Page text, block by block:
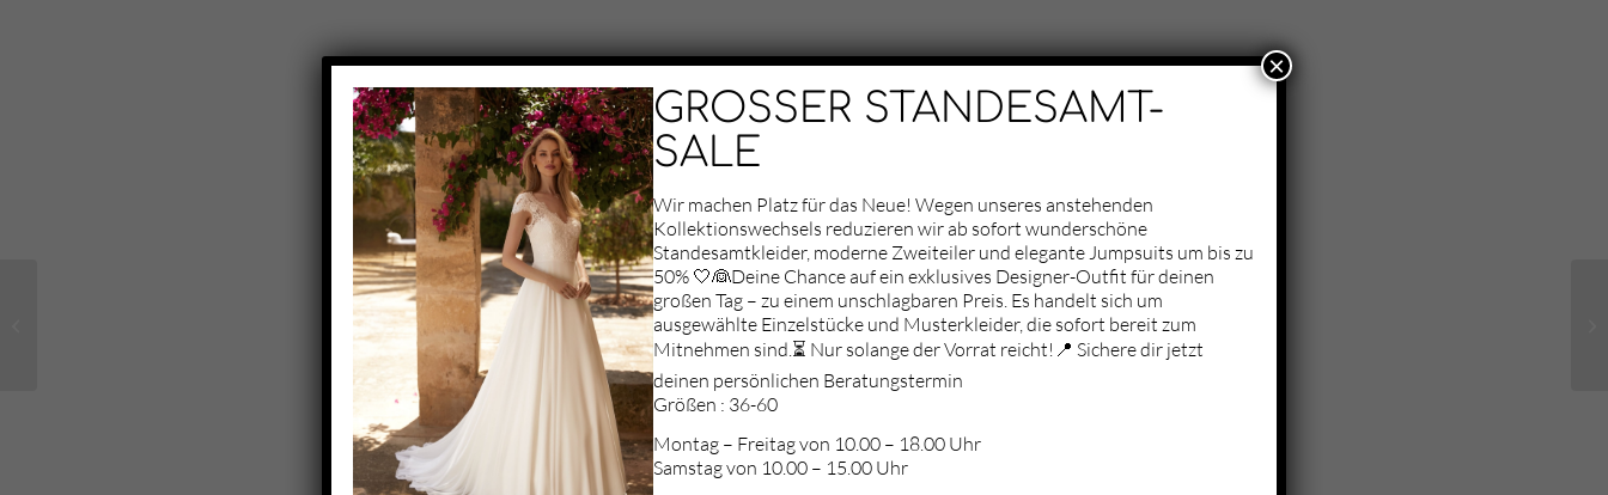
Aufgrund deiner
Datenschutz-
Einstellungen können
wir Ihnen die Karte
nicht anzeigen.
Klicken Sie hier, um
neuen Fenster zu
öffnen.
GROSSER STANDESAMT-
SALE
Wir machen Platz für das Neue! Wegen unseres anstehenden
Kollektionswechsels reduzieren wir ab sofort wunderschöne
Standesamtkleider, moderne Zweiteiler und elegante Jumpsuits um bis zu
50% 🤍👰Deine Chance auf ein exklusives Designer-Outfit für deinen
großen Tag – zu einem unschlagbaren Preis. Es handelt sich um
ausgewählte Einzelstücke und Musterkleider, die sofort bereit zum
Mitnehmen sind.⏳ Nur solange der Vorrat reicht!📍 Sichere dir jetzt
deinen persönlichen Beratungstermin
Größen : 36-60
Montag – Freitag von 10.00 – 18.00 Uhr
Samstag von 10.00 – 15.00 Uhr
×